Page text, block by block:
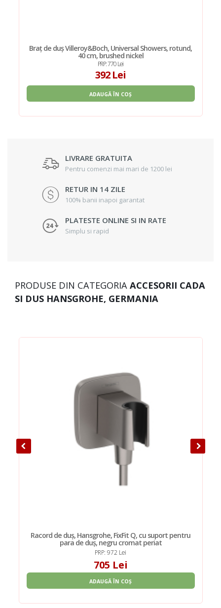
Braț de duș Villeroy&Boch, Universal Showers, rotund,
40 cm, brushed nickel
PRP: 770 Lei
392 Lei
ADAUGĂ ÎN COȘ
LIVRARE GRATUITA
Pentru comenzi mai mari de 1200 lei
RETUR IN 14 ZILE
100% banii inapoi garantat
PLATESTE ONLINE SI IN RATE
Simplu si rapid
PRODUSE DIN CATEGORIA ACCESORII CADA
SI DUS HANSGROHE, GERMANIA
Racord de duș, Hansgrohe, FixFit Q, cu suport pentru
para de duș, negru cromat periat
PRP: 972 Lei
705 Lei
ADAUGĂ ÎN COȘ